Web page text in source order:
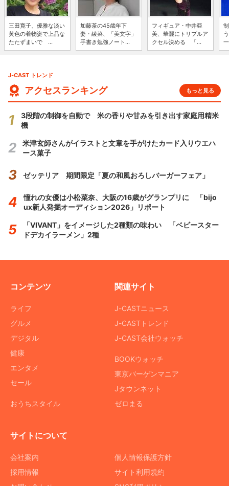
三田寛子、優雅な淡い
黄色の着物姿で上品な
たたずまいで ...
加藤茶の45歳年下
妻・綾菜、「美文字」
手書き勉強ノート...
フィギュア・中井亜
美、華麗にトリプルア
クセル決める 「...
J-CAST トレンド
アクセスランキング もっと見る
3段階の制御を自動で 米の香りや甘みを引き出す家庭用精米
機
米津玄師さんがイラストと文章を手がけたカード入りウエハ
ース菓子
ゼッテリア 期間限定「夏の和風おろしバーガーフェア」
憧れの女優は小松菜奈、大阪の16歳がグランプリに 「bijo
ux新人発掘オーディション2026」リポート
「VIVANT」をイメージした2種類の味わい 「ベビースター
ドデカイラーメン」2種
コンテンツ
ライフ
グルメ
デジタル
健康
エンタメ
セール
おうちスタイル
関連サイト
J-CASTニュース
J-CASTトレンド
J-CAST会社ウォッチ
BOOKウォッチ
東京バーゲンマニア
Jタウンネット
ゼロまる
サイトについて
会社案内
採用情報
個人情報保護方針
サイト利用規約